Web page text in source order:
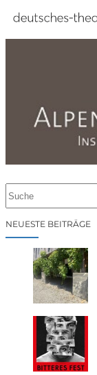
cNEUESTE BEITRÄGE